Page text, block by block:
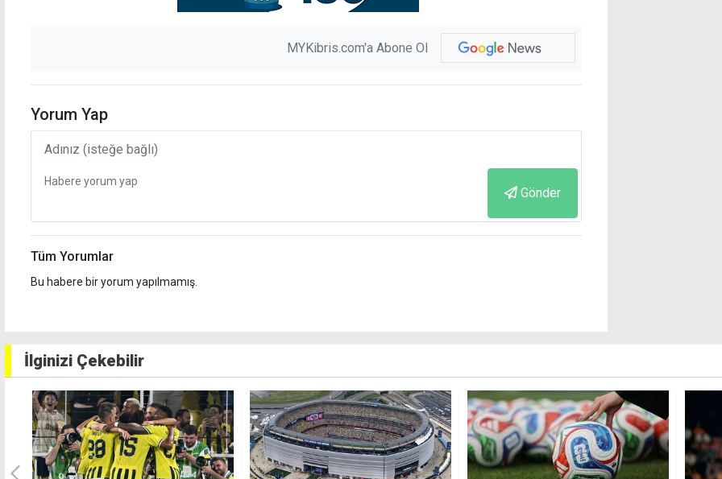
MYKibris.com'a Abone Ol
Yorum Yap
Gönder
Tüm Yorumlar
Bu habere bir yorum yapılmamış.
İlginizi Çekebilir